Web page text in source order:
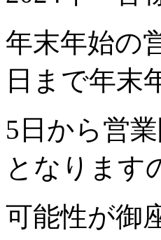
年末年始の
日まで年末
5日から営
となります
可能性が御